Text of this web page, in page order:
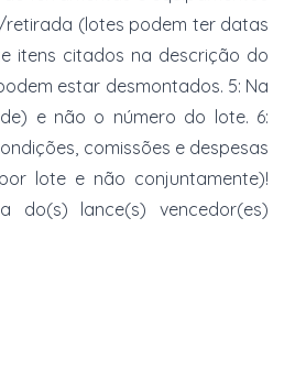
retirada (lotes podem ter datas
itens citados na descrição do
estar desmontados. 5: Na
e não o número do lote. 6:
comissões e despesas
lote e não conjuntamente)!
do(s) lance(s) vencedor(es)